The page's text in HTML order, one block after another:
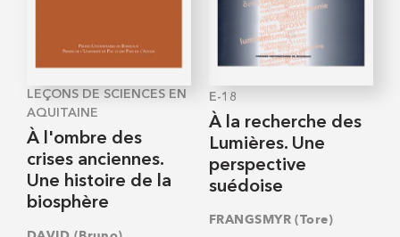
LEÇONS DE SCIENCES EN
AQUITAINE
À l'ombre des
crises anciennes.
Une histoire de la
biosphère
E-18
À la recherche des
Lumières. Une
perspective
suédoise
FRANGSMYR (Tore)